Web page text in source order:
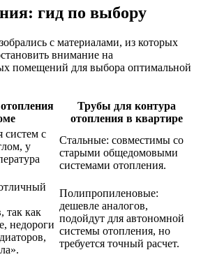
гид по выбору
с материалами, из которых
внимание на
помещений для выбора оптимальной
Трубы для контура
отопления в квартире
систем с
у
Стальные: совместимы со
старыми общедомовыми
системами отопления.
так как
недороги
Полипропиленовые:
дешевле аналогов,
подойдут для автономной
системы отопления, но
требуется точный расчет.